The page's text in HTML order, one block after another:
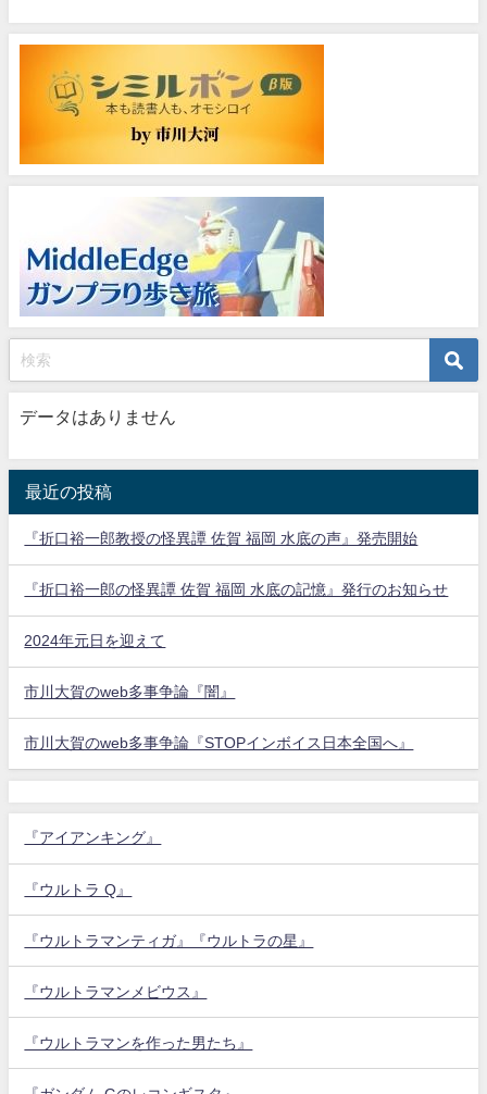
データはありません
最近の投稿
『折口裕一郎教授の怪異譚 佐賀 福岡 水底の声』発売開始
『折口裕一郎の怪異譚 佐賀 福岡 水底の記憶』発行のお知らせ
2024年元日を迎えて
市川大賀のweb多事争論『闇』
市川大賀のweb多事争論『STOPインボイス日本全国へ』
『アイアンキング』
『ウルトラ Q』
『ウルトラマンティガ』『ウルトラの星』
『ウルトラマンメビウス』
『ウルトラマンを作った男たち』